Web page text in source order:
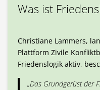
Was ist
Christiane Lammers,
Plattform Zivile
Friedenslogik aktiv,
„Das Grundgerüst der